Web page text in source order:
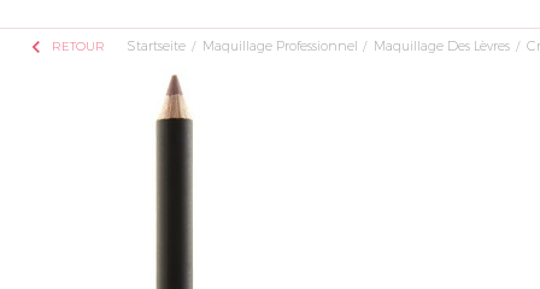
chevron_left RETOUR Startseite Maquillage Professionnel Maquillage Des Lèvres